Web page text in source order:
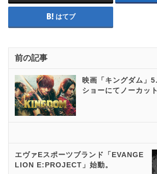
はてブ
前の記事
映画「キングダム」
ショーにてノーカッ
エヴァEスポーツブランド「EVANGE
LION E:PROJECT」始動。